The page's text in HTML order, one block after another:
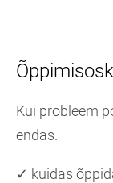
Kui probleem
endas.
✓ kuidas